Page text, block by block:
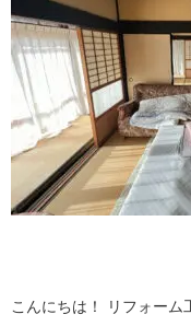
こんにちは！ リフォーム